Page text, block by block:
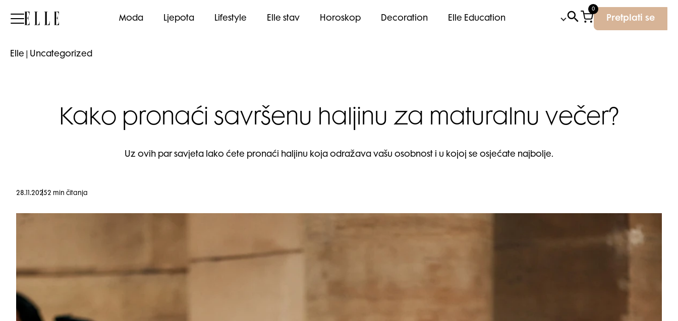
Elle Moda Ljepota Lifestyle Elle stav Horoskop Decoration Elle Education
0
Pretplati se
Elle Uncategorized
Kako pronaći savršenu haljinu za maturalnu večer?
Uz ovih par savjeta lako ćete pronaći haljinu koja odražava vašu osobnost i u kojoj se osjećate najbolje.
28.11.20252 min čitanja